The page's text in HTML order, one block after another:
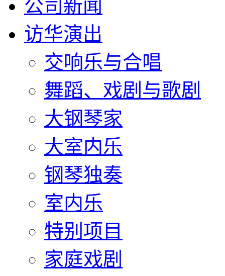
公司新闻
访华演出
交响乐与合唱
舞蹈、戏剧与歌剧
大钢琴家
大室内乐
钢琴独奏
室内乐
特别项目
家庭戏剧